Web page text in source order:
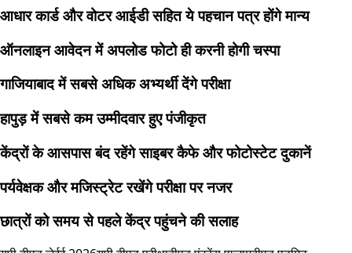
आधार कार्ड और वोटर आईडी सहित ये पहचान पत्र होंगे मान्य
ऑनलाइन आवेदन में अपलोड फोटो ही करनी होगी चस्पा
गाजियाबाद में सबसे अधिक अभ्यर्थी देंगे परीक्षा
हापुड़ में सबसे कम उम्मीदवार हुए पंजीकृत
केंद्रों के आसपास बंद रहेंगे साइबर कैफे और फोटोस्टेट दुकानें
पर्यवेक्षक और मजिस्ट्रेट रखेंगे परीक्षा पर नजर
छात्रों को समय से पहले केंद्र पहुंचने की सलाह